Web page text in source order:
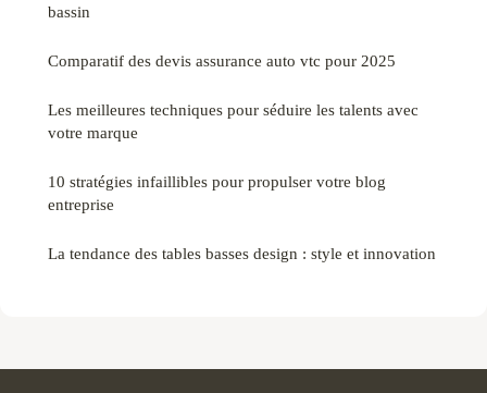
bassin
Comparatif des devis assurance auto vtc pour 2025
Les meilleures techniques pour séduire les talents avec
votre marque
10 stratégies infaillibles pour propulser votre blog
entreprise
La tendance des tables basses design : style et innovation